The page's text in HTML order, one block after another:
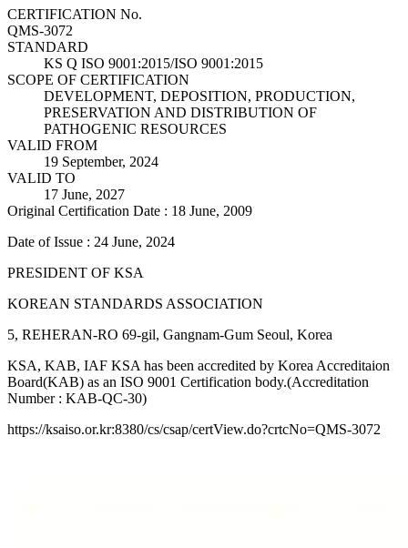
CERTIFICATION No.
QMS-3072
STANDARD
KS Q ISO 9001:2015/ISO 9001:2015
SCOPE OF CERTIFICATION
DEVELOPMENT, DEPOSITION, PRODUCTION,
PRESERVATION AND DISTRIBUTION OF
PATHOGENIC RESOURCES
VALID FROM
19 September, 2024
VALID TO
17 June, 2027
Original Certification Date : 18 June, 2009
Date of Issue : 24 June, 2024
PRESIDENT OF KSA
KOREAN STANDARDS ASSOCIATION
5, REHERAN-RO 69-gil, Gangnam-Gum Seoul, Korea
KSA, KAB, IAF KSA has been accredited by Korea Accreditaion
Board(KAB) as an ISO 9001 Certification body.(Accreditation
Number : KAB-QC-30)
https://ksaiso.or.kr:8380/cs/csap/certView.do?crtcNo=QMS-3072